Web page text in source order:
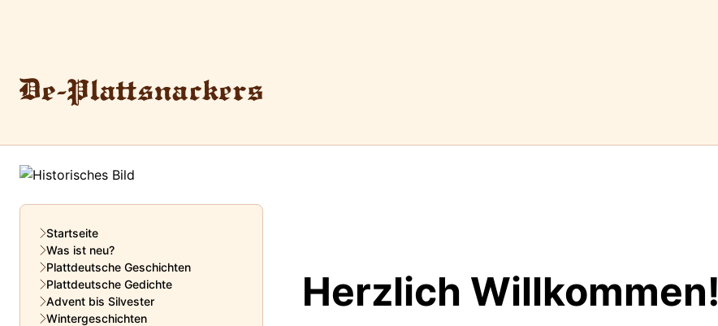
Startseite
Was ist neu?
Plattdeutsche Geschichten
Plattdeutsche Gedichte
Advent bis Silvester
Wintergeschichten
Herzlich Willkommen!